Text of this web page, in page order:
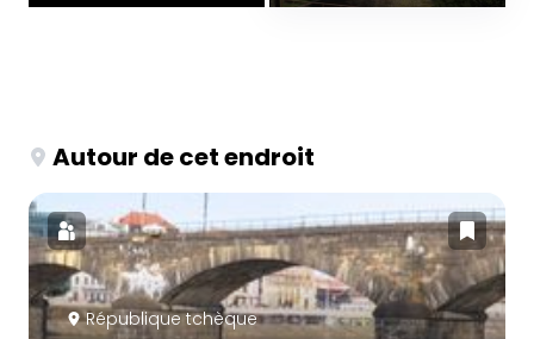
Autour de cet endroit
République tchèque